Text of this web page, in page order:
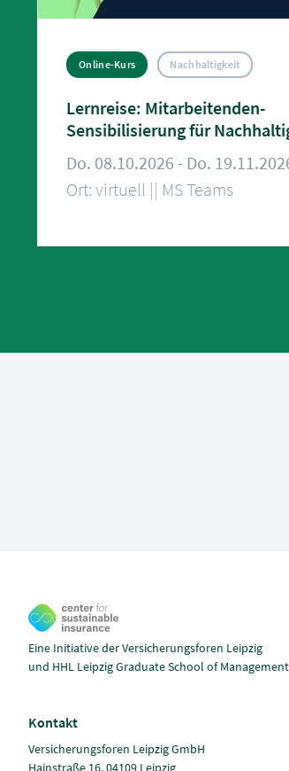
Online-Kurs Nachhaltigkeit
Lernreise: Mitarbeitenden-
Sensibilisierung für
Do. 08.10.2026 - Do.
Ort: virtuell || MS Teams
Eine Initiative der Versicherungsforen Leipzig
und HHL Leipzig Graduate School of Management
Kontakt
Versicherungsforen Leipzig GmbH
Hainstraße 16, 04109 Leipzig